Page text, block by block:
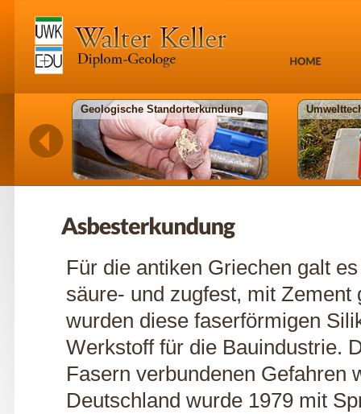
Geologische Standorterkundung
Für die antiken Griechen galt
säure- und zugfest, mit
wurden diese faserförmigen
Werkstoff für die Bauindustrie.
Fasern verbundenen Gefahren
Deutschland wurde 1979 mit